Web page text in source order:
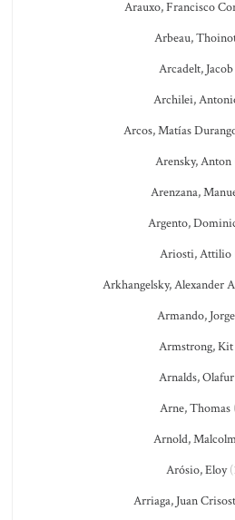
Arauxo, Francisco
Arbeau,
Arcadelt, Jacob
Archilei,
Arcos, Matías
Arensky, Anton
Arenzana,
Argento,
Ariosti, Attilio
Arkhangelsky, Alexander
Armando, Jorge
Armstrong, Kit
Arnalds, Olafur
Arne, Thomas
Arnold,
Arósio, Eloy
Arriaga, Juan